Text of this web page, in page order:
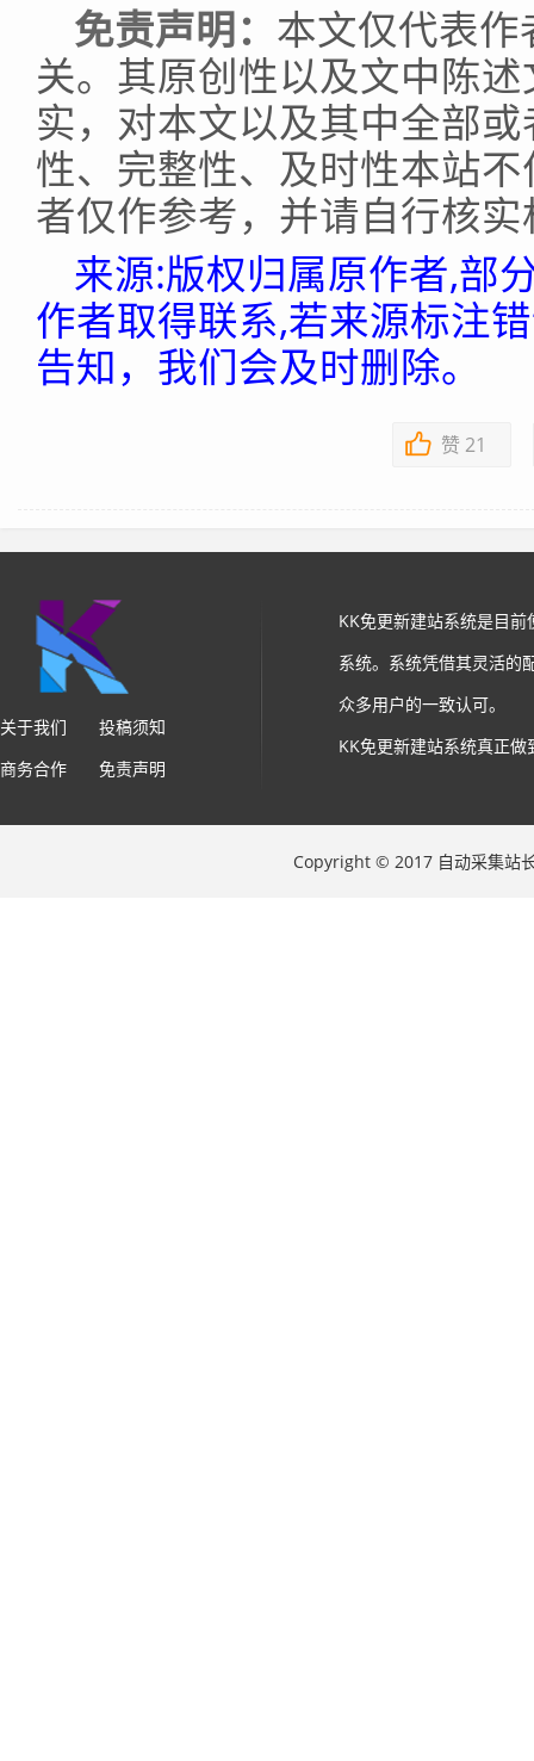
免责声明： 本文仅代表
关。其原创性以及文中陈
实，对本文以及其中全部
性、完整性、及时性本站
者仅作参考，并请自行核
来源:版权归属原作者,部
作者取得联系,若来源标注
告知，我们会及时删除。
赞 21
关于我们
投稿须知
商务合作
免责声明
KK免更新建站系统是目
系统。系统凭借其灵活的
众多用户的一致认可。
KK免更新建站系统真正
Copyright © 2017 自动采集站